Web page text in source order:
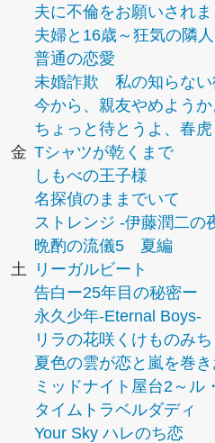
夫に不倫をお願いされま
夫婦と16歳～狂気の隣人
普通の恋愛
未婚詐欺 私の知らない
今から、親友やめようか
ちょっと待とうよ、春
金 Tシャツが乾くまで
しもべの王子様
名探偵のままでいて
ストレンジ -伊藤潤二の
晩酌の流儀5 夏編
土
リーガルビート
告白ー25年目の秘密ー
永久少年-Eternal Boys-
リラの花咲くけものみち
夏色の雲が恋と嵐を巻
ミッドナイト屋台2～ル
タイムトラベルダディ
Your Sky ハレのち恋